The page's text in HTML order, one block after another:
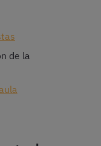
de la